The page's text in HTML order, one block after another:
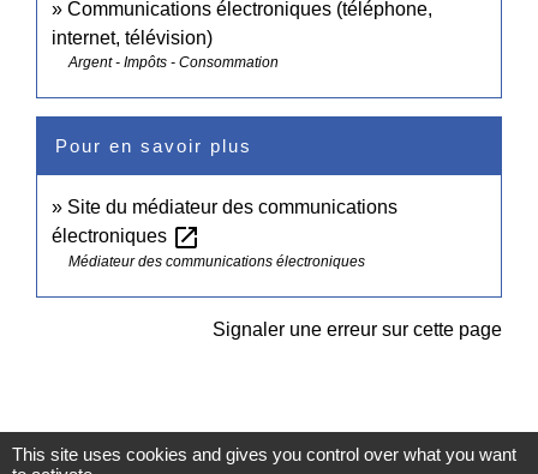
Communications électroniques (téléphone,
internet, télévision)
Argent - Impôts - Consommation
Pour en savoir plus
Site du médiateur des communications
électroniques open_in_new
Médiateur des communications électroniques
Signaler une erreur sur cette page
This site uses cookies and gives you control over what you want